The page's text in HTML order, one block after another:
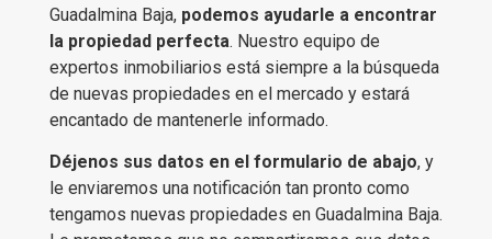
Guadalmina Baja, podemos ayudarle a encontrar
la propiedad perfecta. Nuestro equipo de
expertos inmobiliarios está siempre a la búsqueda
de nuevas propiedades en el mercado y estará
encantado de mantenerle informado.
Déjenos sus datos en el formulario de abajo, y
le enviaremos una notificación tan pronto como
tengamos nuevas propiedades en Guadalmina Baja.